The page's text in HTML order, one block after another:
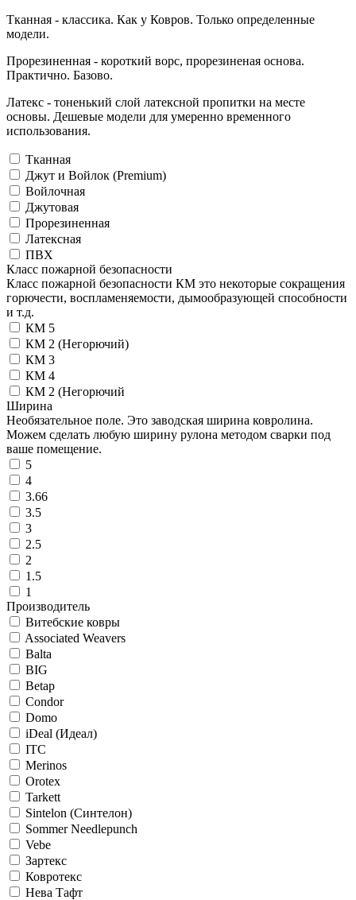
Тканная - классика. Как у Ковров. Только определенные
модели.
Прорезиненная - короткий ворс, прорезиненая основа.
Практично. Базово.
Латекс - тоненький слой латексной пропитки на месте
основы. Дешевые модели для умеренно временного
использования.
Тканная
Джут и Войлок (Premium)
Войлочная
Джутовая
Прорезиненная
Латексная
ПВХ
Класс пожарной безопасности
Класс пожарной безопасности КМ это некоторые сокращения
горючести, воспламеняемости, дымообразующей способности
и т.д.
КМ 5
КМ 2 (Негорючий)
КМ 3
КМ 4
КМ 2 (Негорючий
Ширина
Необязательное поле. Это заводская ширина ковролина.
Можем сделать любую ширину рулона методом сварки под
ваше помещение.
5
4
3.66
3.5
3
2.5
2
1.5
1
Производитель
Витебские ковры
Associated Weavers
Balta
BIG
Betap
Condor
Domo
iDeal (Идеал)
ITC
Merinos
Orotex
Tarkett
Sintelon (Синтелон)
Sommer Needlepunch
Vebe
Зартекс
Ковротекс
Нева Тафт